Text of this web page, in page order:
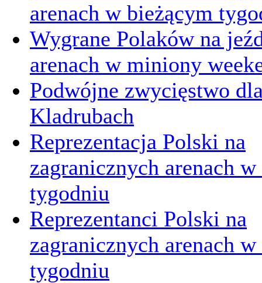
arenach w bieżącym
Wygrane Polaków na
arenach w miniony
Podwójne zwycięstwo
Kladrubach
Reprezentacja Polski na
zagranicznych arenach
tygodniu
Reprezentanci Polski na
zagranicznych arenach
tygodniu